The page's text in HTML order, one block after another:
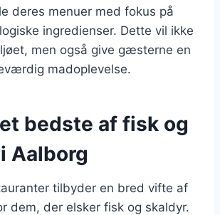
deres menuer med fokus på
ingredienser. Dette vil ikke
men også give gæsterne en
madoplevelse.
bedste af fisk og
Aalborg
tilbyder en bred vifte af
dem, der elsker fisk og skaldyr.